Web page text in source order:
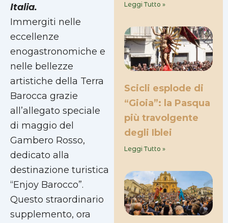
Italia.
Immergiti nelle
eccellenze
enogastronomiche e
nelle bellezze
artistiche della Terra
Barocca grazie
all’allegato speciale
di maggio del
Gambero Rosso,
dedicato alla
destinazione turistica
“Enjoy Barocco”.
Questo straordinario
supplemento, ora
Leggi Tutto »
Scicli esplode di
“Gioia”: la Pasqua
più travolgente
degli Iblei
Leggi Tutto »